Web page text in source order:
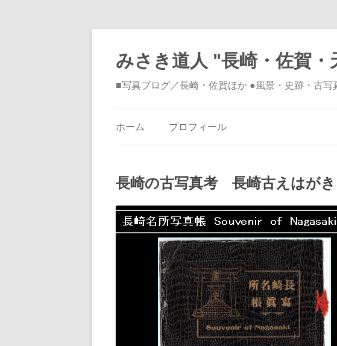
みさき道人 "長崎・佐賀
■写真ブログ／長崎・佐賀ほか ●風景・史跡・古
ホーム プロフィール
長崎の古写真考 長崎古えはが